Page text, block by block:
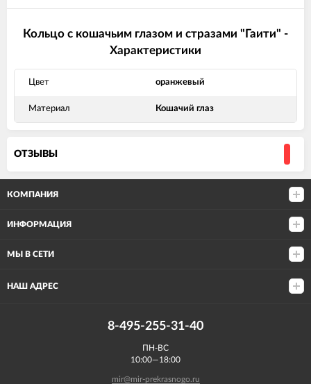
Кольцо с кошачьим глазом и стразами "Гаити" -
Характеристики
Цвет оранжевый
Материал Кошачий глаз
ОТЗЫВЫ
КОМПАНИЯ
ИНФОРМАЦИЯ
МЫ В СЕТИ
НАШ АДРЕС
8-495-255-31-40
ПН-ВС
10:00—18:00
mir@mir-prekrasnogo.ru